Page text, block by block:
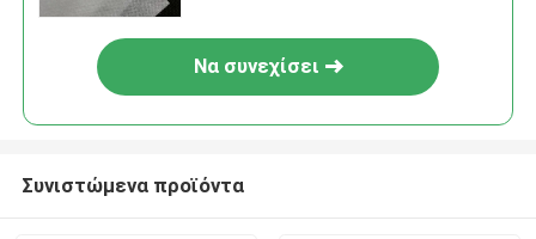
Να συνεχίσει
Συνιστώμενα προϊόντα